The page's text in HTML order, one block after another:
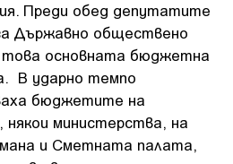
Преди обед депутатите
Държавно обществено
това основната бюджетна
В ударно темпо
бюджетите на
министерства, на
и Сметната палата,